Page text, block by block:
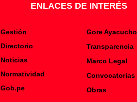
ENLACES DE INTERÉS
Gestión
Directorio
Noticias
Normatividad
Gob.pe
Gore Ayacucho
Transparencia
Marco Legal
Convocatorias
Obras